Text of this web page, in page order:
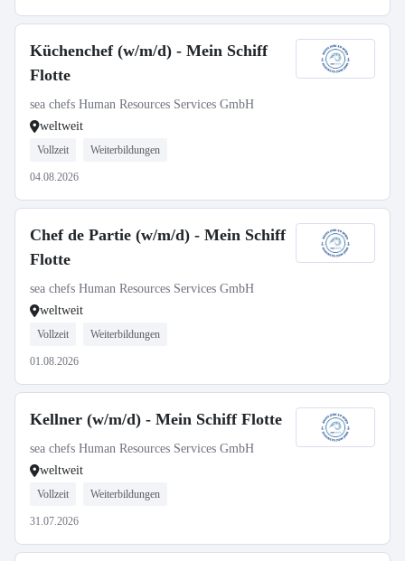
Küchenchef (w/m/d) - Mein Schiff
Flotte
sea chefs Human Resources Services GmbH
weltweit
Vollzeit Weiterbildungen
04.08.2026
Chef de Partie (w/m/d) - Mein Schiff
Flotte
sea chefs Human Resources Services GmbH
weltweit
Vollzeit Weiterbildungen
01.08.2026
Kellner (w/m/d) - Mein Schiff Flotte
sea chefs Human Resources Services GmbH
weltweit
Vollzeit Weiterbildungen
31.07.2026